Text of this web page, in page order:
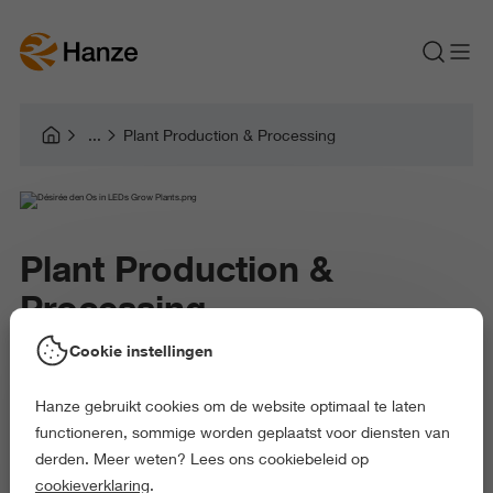
Plant Production & Processing
Plant Production &
Processing
het Kenniscentrum Biobased Economy onderzoekt
plantaardige inhoudsstoffen. Planten bieden ons
Cookie instellingen
Hanze gebruikt cookies om de website optimaal te laten
functioneren, sommige worden geplaatst voor diensten van
derden. Meer weten? Lees ons cookiebeleid op
cookieverklaring.